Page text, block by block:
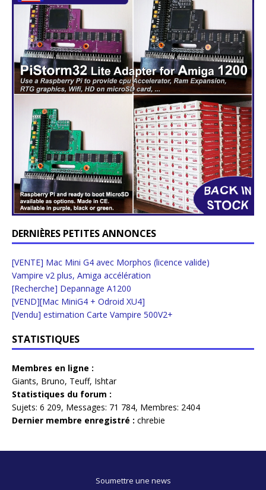
DERNIÈRES PETITES ANNONCES
[VENTE] Mac Mini G4 avec Morphos (licence valide)
Vampire v2 plus, Amiga accélération
[Recherche] Depannage A1200
[VEND][Mac MiniG4 + Odroid XU4]
[Vendu] estimation Carte Vampire 500V2+
STATISTIQUES
Membres en ligne :
Giants, Bruno, Teuff, Ishtar
Statistiques du forum :
Sujets: 6 209, Messages: 71 784, Membres: 2404
Dernier membre enregistré : chrebie
Soumettre une news